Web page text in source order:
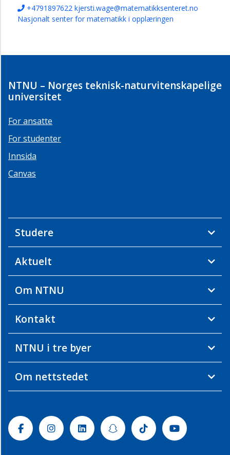
+4791897622 kjersti.wage@matematikksenteret.no
Nasjonalt senter for matematikk i opplæringen
NTNU – Norges teknisk-naturvitenskapelige
universitet
For ansatte
For studenter
Innsida
Canvas
Studere
Aktuelt
Om NTNU
Kontakt
NTNU i tre byer
Om nettstedet
FacebookInstagramLinkedinSnapchatTiktok Youtube